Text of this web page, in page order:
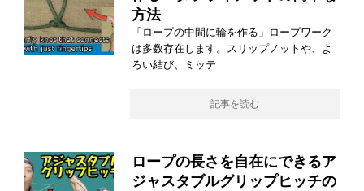
方法
「ロープの中間に輪を作る」ロープワーク
は多数存在します。スリップノットや、よ
ろい結び、ミッテ
記事を読む
ロープの長さを自在にできるア
ジャスタブルグリップヒッチの